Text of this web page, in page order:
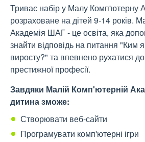
Триває набір у Малу Комп'ютерну
розраховане на дітей 9-14 років.
Академія ШАГ - це освіта, яка
знайти відповідь на питання "Ким
виросту?" та впевнено рухатися
престижної професії.
Завдяки Малій Комп'ютерній
дитина зможе:
Створювати веб-сайти
Програмувати комп'ютерні ігри